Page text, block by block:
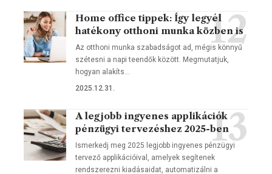
Home office tippek: Így legyél
hatékony otthoni munka közben is
Az otthoni munka szabadságot ad, mégis könnyű
szétesni a napi teendők között. Megmutatjuk,
hogyan alakíts…
2025.12.31.
A legjobb ingyenes applikációk
pénzügyi tervezéshez 2025-ben
Ismerkedj meg 2025 legjobb ingyenes pénzügyi
tervező applikációival, amelyek segítenek
rendszerezni kiadásaidat, automatizálni a